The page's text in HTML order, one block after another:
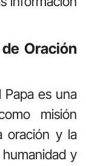
Oración
Papa es una
misión
oración y la
y